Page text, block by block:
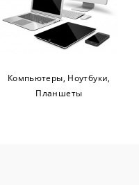
Компьютеры, Ноутбуки,
Планшеты